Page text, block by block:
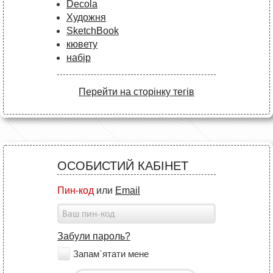
Decola
Художня
SketchBook
кювету
набір
Перейти на сторінку тегів
ОСОБИСТИЙ КАБІНЕТ
Пин-код или Email
Забули пароль?
Запам`ятати мене